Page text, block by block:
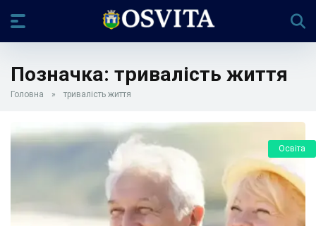
Позначка: тривалість життя
Головна » тривалість життя
Освіта